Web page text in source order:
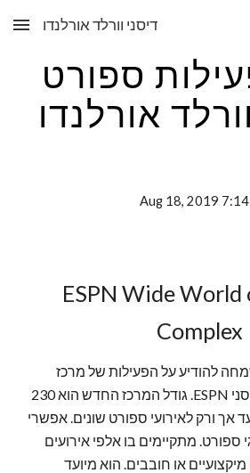
Skip to main content
דיסני וורלד אורלנדו
ספורט
אורלנדו
ESPN Wide World
Complex
להודיע על הפעילות של מרכז
הספורט החדש של דיסני ESPN. גודל המרכז החדש הוא 230
ומיועד אך ורק לאירועי ספורט שונים. אפשרי
בו מעל ל 60 סוגי ספורט. מתקיימים בו אלפי אירועים
או חובבים. הוא מיועד